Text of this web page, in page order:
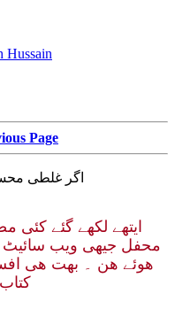
Hussain
Page
ایتھے لکھے گئے کئی
محفل جیهی ویب سائیٹ
هوئے هن ۔ بهت هی